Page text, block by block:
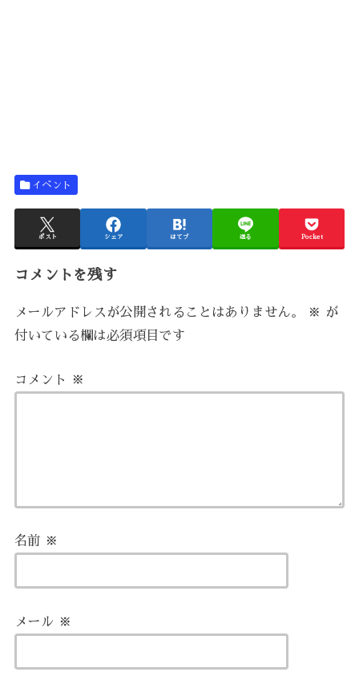
イベント
ポスト シェア はてブ 送る Pocket
コメントを残す
メールアドレスが公開されることはありません。 ※ が
付いている欄は必須項目です
コメント ※
名前 ※
メール ※